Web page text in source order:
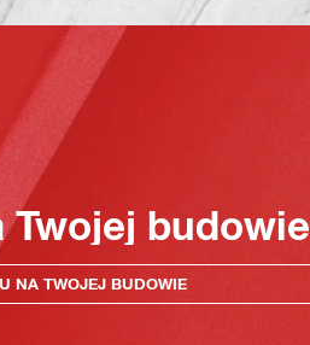
budowie
NA TWOJEJ BUDOWIE